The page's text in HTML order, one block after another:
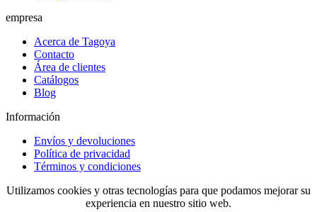
empresa
Acerca de Tagoya
Contacto
Área de clientes
Catálogos
Blog
Información
Envíos y devoluciones
Política de privacidad
Términos y condiciones
Utilizamos cookies y otras tecnologías para que podamos mejorar su
experiencia en nuestro sitio web.